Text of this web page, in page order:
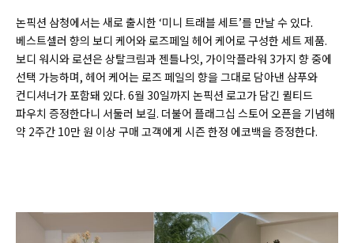
논픽션 삼청에서는 새로 출시한 ‘미니 트래블 세트’를 만날 수 있다.
베스트셀러 향의 보디 케어와 로즈페일 헤어 케어로 구성한 세트 제품.
보디 워시와 로션은 상탈크림과 젠틀나잇, 가이악플라워 3가지 향 중에
선택 가능하며, 헤어 케어는 로즈 페일의 향을 그대로 담아낸 샴푸와
컨디셔너가 포함돼 있다. 6월 30일까지 논픽션 로고가 담긴 퀼티드
파우치 증정한다니 서둘러 보길. 더불어 플래그십 스토어 오픈을 기념해
약 2주간 10만 원 이상 구매 고객에게 시즌 한정 에코백을 증정한다.